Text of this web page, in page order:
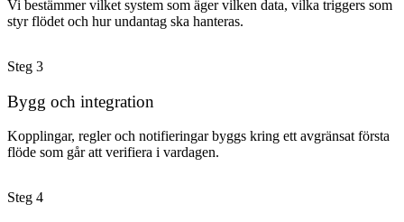
Vi bestämmer vilket system som äger vilken data, vilka triggers som
styr flödet och hur undantag ska hanteras.
Steg 3
Bygg och integration
Kopplingar, regler och notifieringar byggs kring ett avgränsat första
flöde som går att verifiera i vardagen.
Steg 4